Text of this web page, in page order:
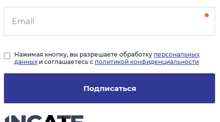
Подписаться
Нажимая кнопку, вы разрешаете обработку персональных
данных и соглашаетесь с политикой конфиденциальности